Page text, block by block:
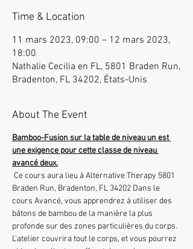
Time & Location
11 mars 2023, 09:00 – 12 mars 2023,
18:00
Nathalie Cecilia en FL, 5801 Braden Run,
Bradenton, FL 34202, États-Unis
About The Event
Bamboo-Fusion sur la table de niveau un est
une exigence pour cette classe de niveau
avancé deux.
Braden Run, Bradenton, FL 34202 Dans le
cours Avancé, vous apprendrez à utiliser des
bâtons de bambou de la manière la plus
profonde sur des zones particulières du corps.
L'atelier couvrira tout le corps, et vous pourrez